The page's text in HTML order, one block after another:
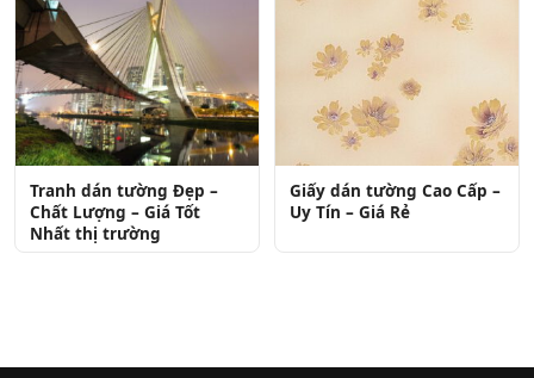
Tranh dán tường Đẹp –
Chất Lượng – Giá Tốt
Nhất thị trường
Giấy dán tường Cao Cấp –
Uy Tín – Giá Rẻ